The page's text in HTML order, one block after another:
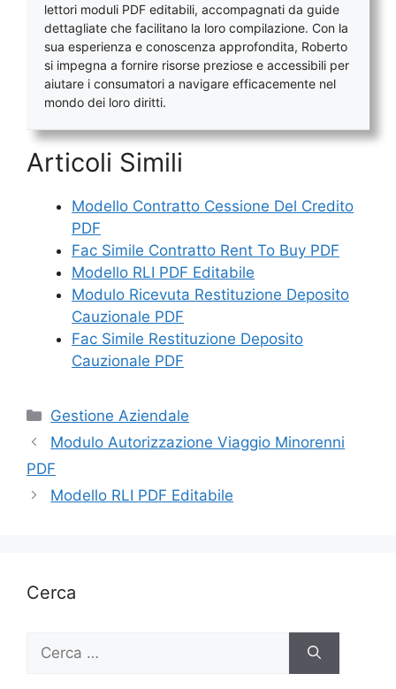
lettori moduli PDF editabili, accompagnati da guide
dettagliate che facilitano la loro compilazione. Con la
sua esperienza e conoscenza approfondita, Roberto
si impegna a fornire risorse preziose e accessibili per
aiutare i consumatori a navigare efficacemente nel
mondo dei loro diritti.
Articoli Simili
Modello Contratto Cessione Del Credito
PDF
Fac Simile Contratto Rent To Buy PDF
Modello RLI PDF Editabile
Modulo Ricevuta Restituzione Deposito
Cauzionale PDF
Fac Simile Restituzione Deposito
Cauzionale PDF
Categorie
Gestione Aziendale
Modulo Autorizzazione Viaggio Minorenni
PDF
Modello RLI PDF Editabile
Cerca
Ricerca